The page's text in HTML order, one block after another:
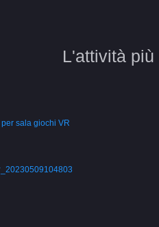
L'attività più